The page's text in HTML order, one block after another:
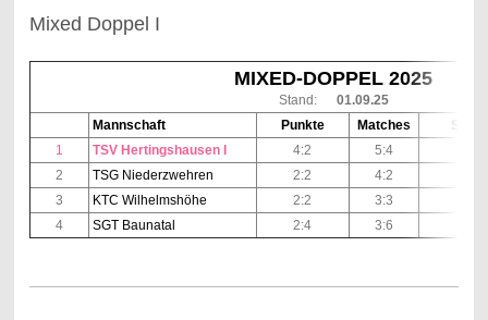
Mixed Doppel I
MIXED-DOPPEL 2025
Stand: 01.09.25
Mannschaft
Punkte Matches
Sätze
1
TSV Hertingshausen I 4:2 5:4
2
TSG Niederzwehren 2:2 4:2
3
KTC Wilhelmshöhe 2:2 3:3
4
SGT Baunatal 2:4 3:6